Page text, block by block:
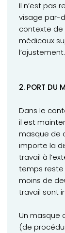
Il n’est pas
visage par-
contexte de
médicaux
l’ajustement.
2. PORT DU
Dans le
il est
masque de
importe la
travail à
temps reste
moins de
travail sont
Un masque
(de